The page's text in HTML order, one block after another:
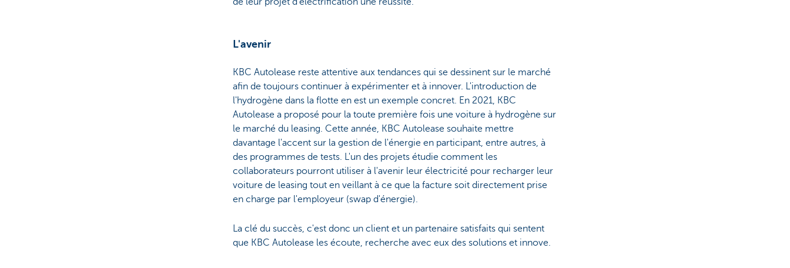
L'avenir
KBC Autolease reste attentive aux tendances qui se dessinent sur le marché
afin de toujours continuer à expérimenter et à innover. L'introduction de
l'hydrogène dans la flotte en est un exemple concret. En 2021, KBC
Autolease a proposé pour la toute première fois une voiture à hydrogène sur
le marché du leasing. Cette année, KBC Autolease souhaite mettre
davantage l'accent sur la gestion de l'énergie en participant, entre autres, à
des programmes de tests. L'un des projets étudie comment les
collaborateurs pourront utiliser à l'avenir leur électricité pour recharger leur
voiture de leasing tout en veillant à ce que la facture soit directement prise
en charge par l'employeur (swap d'énergie).
La clé du succès, c'est donc un client et un partenaire satisfaits qui sentent
que KBC Autolease les écoute, recherche avec eux des solutions et innove.